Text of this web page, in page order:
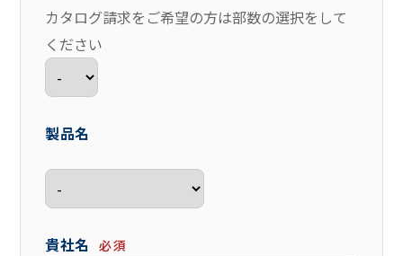
カタログ請求をご希望の方は部数の選択をして
ください
製品名
貴社名 必須